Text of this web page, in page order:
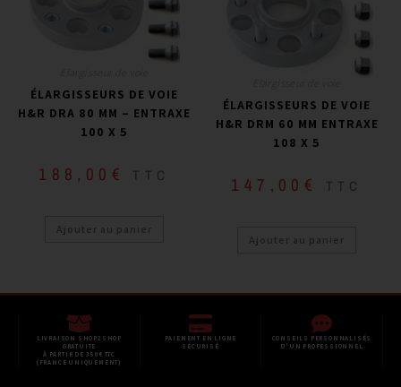
ÉLARGISSEURS DE VOIE
H&R DRA 80 MM – ENTRAXE
100 X 5
188,00 € TTC
Ajouter au panier
ÉLARGISSEURS DE VOIE
H&R DRM 60 MM ENTRAXE
108 X 5
147,00 € TTC
Ajouter au panier
LIVRAISON SHOP2SHOP
GRATUITE
À PARTIR DE 350€ TTC
(FRANCE UNIQUEMENT)
PAIEMENT EN LIGNE
SÉCURISÉ
CONSEILS PERSONNALISÉS
D'UN PROFESSIONNEL